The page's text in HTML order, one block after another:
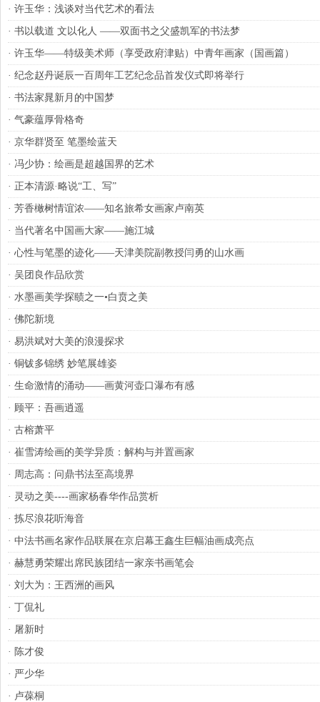
· 许玉华：浅谈对当代艺术的看法
· 书以载道 文以化人 ——双面书之父盛凯军的书法梦
· 许玉华——特级美术师（享受政府津贴）中青年画家（国画篇）
· 纪念赵丹诞辰一百周年工艺纪念品首发仪式即将举行
· 书法家晁新月的中国梦
· 气豪蕴厚骨格奇
· 京华群贤至 笔墨绘蓝天
· 冯少协：绘画是超越国界的艺术
· 正本清源·略说“工、写”
· 芳香橄树情谊浓——知名旅希女画家卢南英
· 当代著名中国画大家——施江城
· 心性与笔墨的迹化——天津美院副教授闫勇的山水画
· 吴团良作品欣赏
· 水墨画美学探赜之一•白贲之美
· 佛陀新境
· 易洪斌对大美的浪漫探求
· 铜钹多锦绣 妙笔展雄姿
· 生命激情的涌动——画黄河壶口瀑布有感
· 顾平：吾画逍遥
· 古榕萧平
· 崔雪涛绘画的美学异质：解构与并置画家
· 周志高：问鼎书法至高境界
· 灵动之美----画家杨春华作品赏析
· 拣尽浪花听海音
· 中法书画名家作品联展在京启幕王鑫生巨幅油画成亮点
· 赫慧勇荣耀出席民族团结一家亲书画笔会
· 刘大为：王西洲的画风
· 丁侃礼
· 屠新时
· 陈才俊
· 严少华
· 卢葆桐